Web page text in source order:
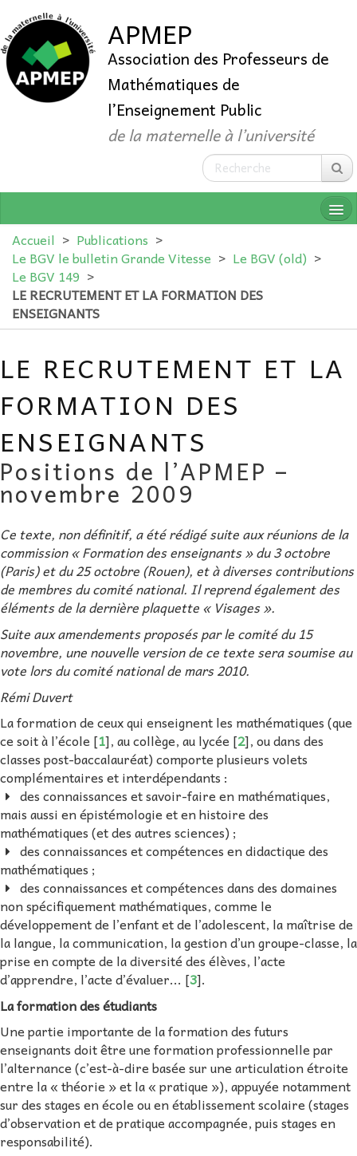
APMEP
Association des Professeurs de
Mathématiques de
l’Enseignement Public
de la maternelle à l’université
QUI SOMMES-NOUS ?
ADHÉRER
AU FIL DES MATHS
LIBRAIRIE
Accueil > Publications >
Le BGV le bulletin Grande Vitesse > Le BGV (old) >
Le BGV 149 >
LE RECRUTEMENT ET LA FORMATION DES
ENSEIGNANTS
LE RECRUTEMENT ET LA
FORMATION DES
ENSEIGNANTS
Positions de l’APMEP –
novembre 2009
Ce texte, non définitif, a été rédigé suite aux réunions de la
commission « Formation des enseignants » du 3 octobre
(Paris) et du 25 octobre (Rouen), et à diverses contributions
de membres du comité national. Il reprend également des
éléments de la dernière plaquette « Visages ».
Suite aux amendements proposés par le comité du 15
novembre, une nouvelle version de ce texte sera soumise au
vote lors du comité national de mars 2010.
Rémi Duvert
La formation de ceux qui enseignent les mathématiques (que
ce soit à l’école [1], au collège, au lycée [2], ou dans des
classes post-baccalauréat) comporte plusieurs volets
complémentaires et interdépendants :
des connaissances et savoir-faire en mathématiques,
mais aussi en épistémologie et en histoire des
mathématiques (et des autres sciences) ;
des connaissances et compétences en didactique des
mathématiques ;
des connaissances et compétences dans des domaines
non spécifiquement mathématiques, comme le
développement de l’enfant et de l’adolescent, la maîtrise de
la langue, la communication, la gestion d’un groupe-classe, la
prise en compte de la diversité des élèves, l’acte
d’apprendre, l’acte d’évaluer... [3].
La formation des étudiants
Une partie importante de la formation des futurs
enseignants doit être une formation professionnelle par
l’alternance (c’est-à-dire basée sur une articulation étroite
entre la « théorie » et la « pratique »), appuyée notamment
sur des stages en école ou en établissement scolaire (stages
d’observation et de pratique accompagnée, puis stages en
responsabilité).